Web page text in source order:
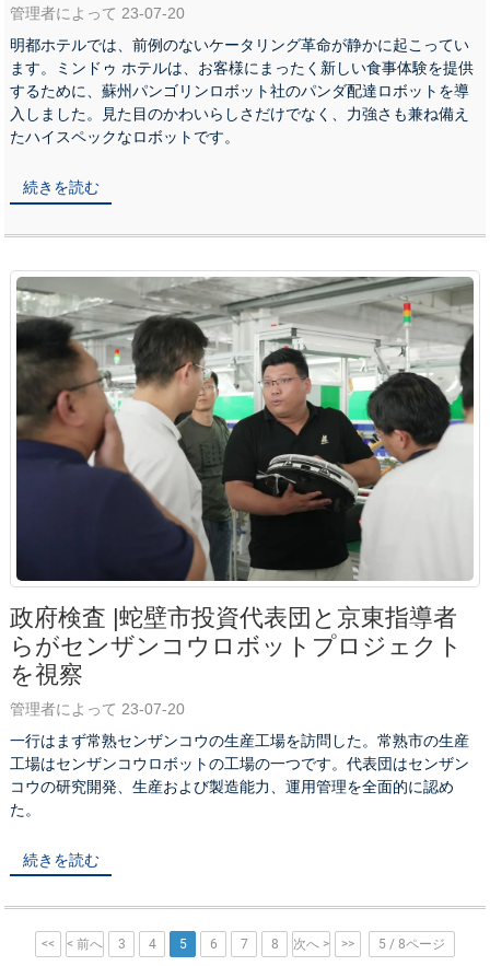
管理者によって 23-07-20
明都ホテルでは、前例のないケータリング革命が静かに起こってい
ます。ミンドゥ ホテルは、お客様にまったく新しい食事体験を提供
するために、蘇州パンゴリンロボット社のパンダ配達ロボットを導
入しました。見た目のかわいらしさだけでなく、力強さも兼ね備え
たハイスペックなロボットです。
続きを読む
政府検査 |蛇壁市投資代表団と京東指導者
らがセンザンコウロボットプロジェクト
を視察
管理者によって 23-07-20
一行はまず常熟センザンコウの生産工場を訪問した。常熟市の生産
工場はセンザンコウロボットの工場の一つです。代表団はセンザン
コウの研究開発、生産および製造能力、運用管理を全面的に認め
た。
続きを読む
<< < 前へ 3 4 5 6 7 8 次へ > >> 5 / 8ページ